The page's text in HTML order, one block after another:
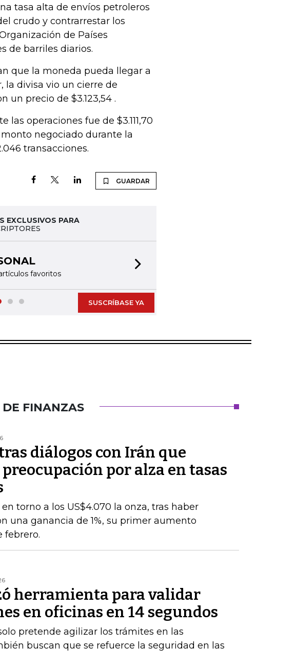
tasa alta de envíos petroleros
crudo y contrarrestar los
de Países
de barriles diarios.
que la moneda pueda llegar a
la divisa vio un cierre de
un precio de $3.123,54 .
operaciones fue de $3.111,70
negociado durante la
transacciones.
GUARDAR
EXCLUSIVOS PARA
favoritos
SUSCRÍBASE YA
DE FINANZAS
diálogos con Irán que
por alza en tasas
torno a los US$4.070 la onza, tras haber
una ganancia de 1%, su primer aumento
febrero.
herramienta para validar
en oficinas en 14 segundos
pretende agilizar los trámites en las
buscan que se refuerce la seguridad en las